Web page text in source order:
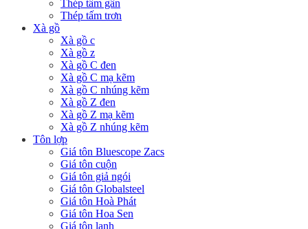
Thép tấm gân
Thép tấm trơn
Xà gồ
Xà gồ c
Xà gồ z
Xà gồ C đen
Xà gồ C mạ kẽm
Xà gồ C nhúng kẽm
Xà gồ Z đen
Xà gồ Z mạ kẽm
Xà gồ Z nhúng kẽm
Tôn lợp
Giá tôn Bluescope Zacs
Giá tôn cuộn
Giá tôn giả ngói
Giá tôn Globalsteel
Giá tôn Hoà Phát
Giá tôn Hoa Sen
Giá tôn lạnh